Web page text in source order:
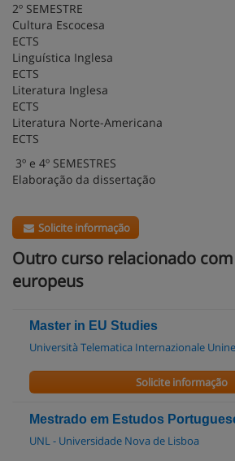
2º SEMESTRE
Cultura
ECTS
Linguística
ECTS
Literatura
ECTS
Literatura Norte-
ECTS
3º e 4º SEMESTRES
Elaboração da dissertação
Solicite informação
Outro curso relacionado
europeus
Master in EU Studies
Università Telematica Internazionale
Solicite informação
Mestrado em Estudos
UNL - Universidade Nova de Lisboa